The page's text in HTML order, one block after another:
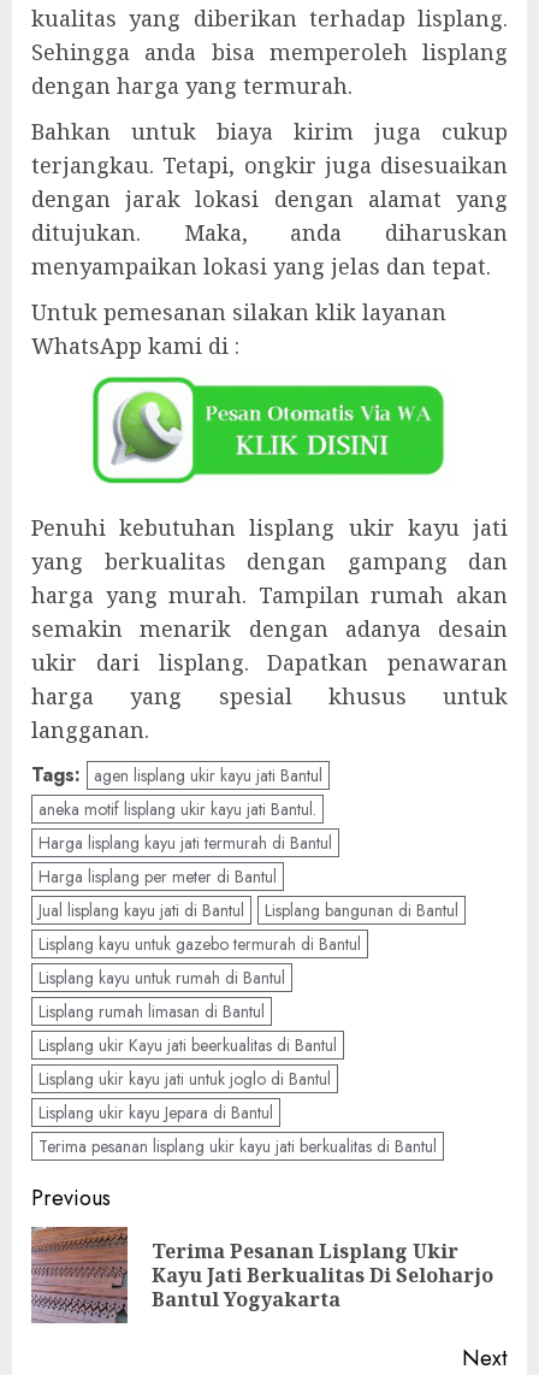
kualitas yang diberikan terhadap lisplang.
Sehingga anda bisa memperoleh lisplang
dengan harga yang termurah.
Bahkan untuk biaya kirim juga cukup
terjangkau. Tetapi, ongkir juga disesuaikan
dengan jarak lokasi dengan alamat yang
ditujukan. Maka, anda diharuskan
menyampaikan lokasi yang jelas dan tepat.
Untuk pemesanan silakan klik layanan
WhatsApp kami di :
Penuhi kebutuhan lisplang ukir kayu jati
yang berkualitas dengan gampang dan
harga yang murah. Tampilan rumah akan
semakin menarik dengan adanya desain
ukir dari lisplang. Dapatkan penawaran
harga yang spesial khusus untuk
langganan.
Tags:
agen lisplang ukir kayu jati Bantul
aneka motif lisplang ukir kayu jati Bantul.
Harga lisplang kayu jati termurah di Bantul
Harga lisplang per meter di Bantul
Jual lisplang kayu jati di Bantul
Lisplang bangunan di Bantul
Lisplang kayu untuk gazebo termurah di Bantul
Lisplang kayu untuk rumah di Bantul
Lisplang rumah limasan di Bantul
Lisplang ukir Kayu jati beerkualitas di Bantul
Lisplang ukir kayu jati untuk joglo di Bantul
Lisplang ukir kayu Jepara di Bantul
Terima pesanan lisplang ukir kayu jati berkualitas di Bantul
Previous
Terima Pesanan Lisplang Ukir
Kayu Jati Berkualitas Di Seloharjo
Bantul Yogyakarta
Next